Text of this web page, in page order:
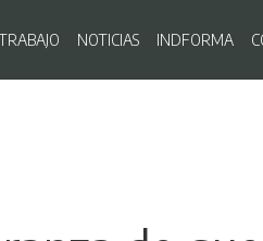
NOTICIAS INDFORMA